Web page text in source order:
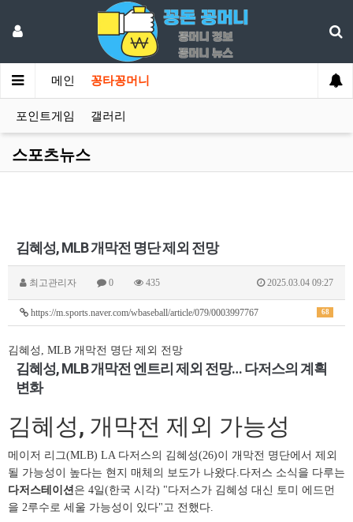
메인 꽁타꽁머니
포인트게임 갤러리
스포츠뉴스
김혜성, MLB 개막전 명단 제외 전망
최고관리자 0 435 2025.03.04 09:27
68
https://m.sports.naver.com/wbaseball/article/079/0003997767
김혜성, MLB 개막전 명단 제외 전망
김혜성, MLB 개막전 엔트리 제외 전망… 다저스의 계획
변화
김혜성, 개막전 제외 가능성
메이저 리그(MLB) LA 다저스의 김혜성(26)이 개막전 명단에서 제외
될 가능성이 높다는 현지 매체의 보도가 나왔다.다저스 소식을 다루는
다저스테이션은 4일(한국 시각) "다저스가 김혜성 대신 토미 에드먼
을 2루수로 세울 가능성이 있다"고 전했다.